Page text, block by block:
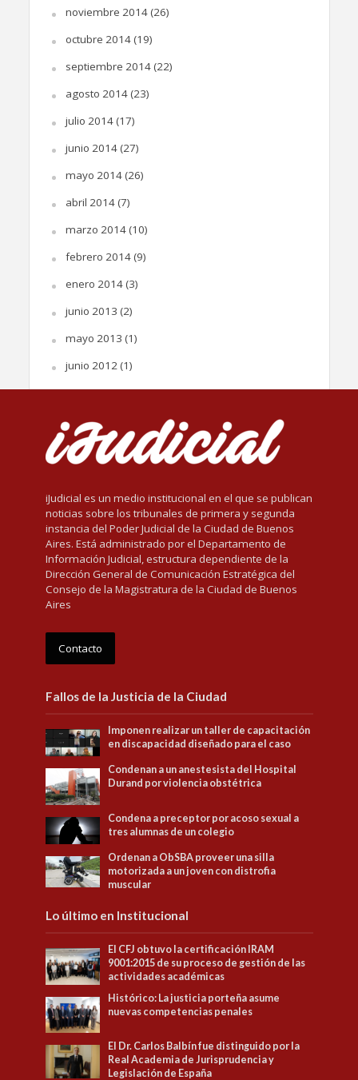
noviembre 2014(26)
octubre 2014(19)
septiembre 2014(22)
agosto 2014(23)
julio 2014(17)
junio 2014(27)
mayo 2014(26)
abril 2014(7)
marzo 2014(10)
febrero 2014(9)
enero 2014(3)
junio 2013 (2)
mayo 2013 (1)
junio 2012(1)
iJudicial es un medio institucional en el que se publican
noticias sobre los tribunales de primera y segunda
instancia del Poder Judicial de la Ciudad de Buenos
Aires. Está administrado por el Departamento de
Información Judicial, estructura dependiente de la
Dirección General de Comunicación Estratégica del
Consejo de la Magistratura de la Ciudad de Buenos
Aires
Contacto
Fallos de la Justicia de la Ciudad
Imponen realizar un taller de capacitación
en discapacidad diseñado para el caso
Condenan a un anestesista del Hospital
Durand por violencia obstétrica
Condena a preceptor por acoso sexual a
tres alumnas de un colegio
Ordenan a ObSBA proveer una silla
motorizada a un joven con distrofia
muscular
Lo último en Institucional
El CFJ obtuvo la certificación IRAM
9001:2015 de su proceso de gestión de las
actividades académicas
Histórico: La justicia porteña asume
nuevas competencias penales
El Dr. Carlos Balbín fue distinguido por la
Real Academia de Jurisprudencia y
Legislación de España